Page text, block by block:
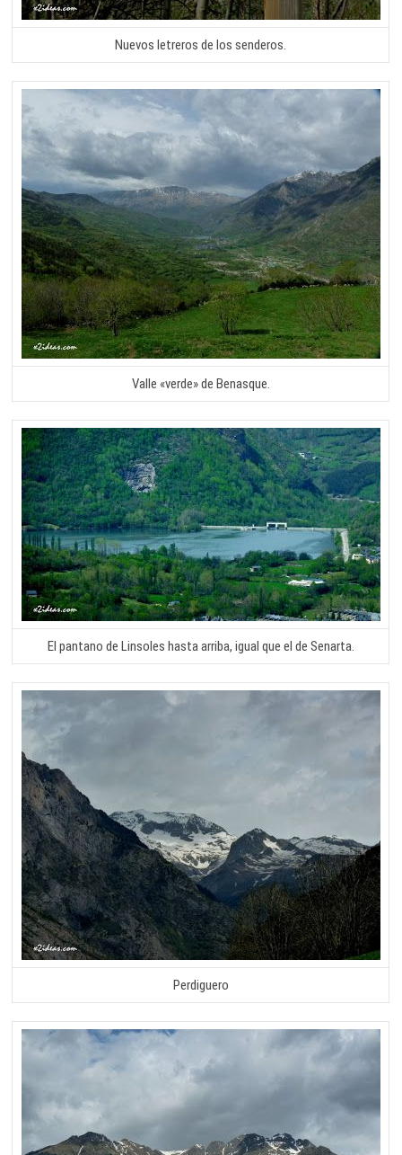
Nuevos letreros de los senderos.
Valle «verde» de Benasque.
El pantano de Linsoles hasta arriba, igual que el de Senarta.
Perdiguero